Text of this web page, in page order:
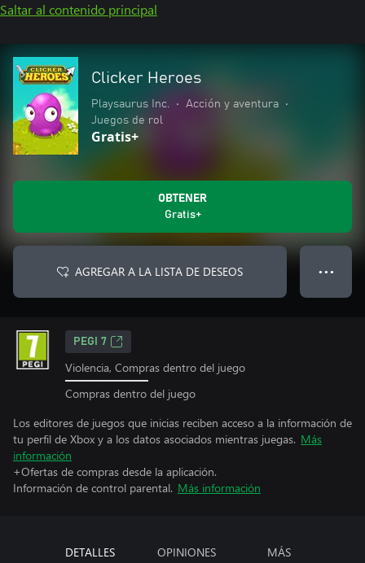
Saltar al contenido principal
Clicker Heroes
Playsaurus Inc. • Acción y aventura
•
Juegos de rol
Gratis+
OBTENER
Gratis+
AGREGAR A LA LISTA DE DESEOS ● ● ●
PEGI 7
Violencia, Compras dentro del juego
Compras dentro del juego
Los editores de juegos que inicias reciben acceso a la información de
tu perfil de Xbox y a los datos asociados mientras juegas. Más
información
+Ofertas de compras desde la aplicación.
Información de control parental. Más información
DETALLES OPINIONES MÁS